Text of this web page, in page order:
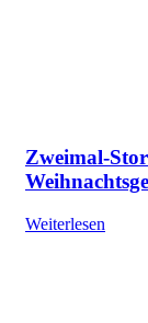
Zweimal-
Weiterlesen